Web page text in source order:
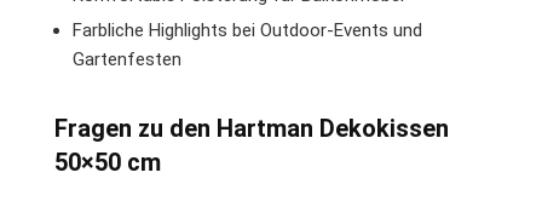
Farbliche Highlights bei Outdoor-Events und
Gartenfesten
Fragen zu den Hartman Dekokissen
50×50 cm